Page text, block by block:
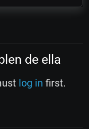
de ella
log in first.